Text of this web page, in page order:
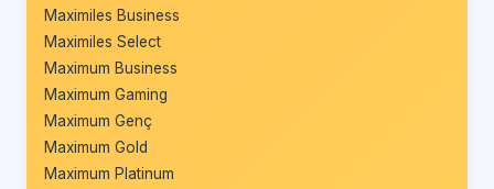
Maximiles Business
Maximiles Select
Maximum Business
Maximum Gaming
Maximum Genç
Maximum Gold
Maximum Platinum